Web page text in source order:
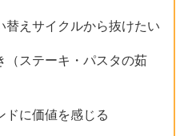
替えサイクルから抜けたい
（ステーキ・パスタの茹
ドに価値を感じる